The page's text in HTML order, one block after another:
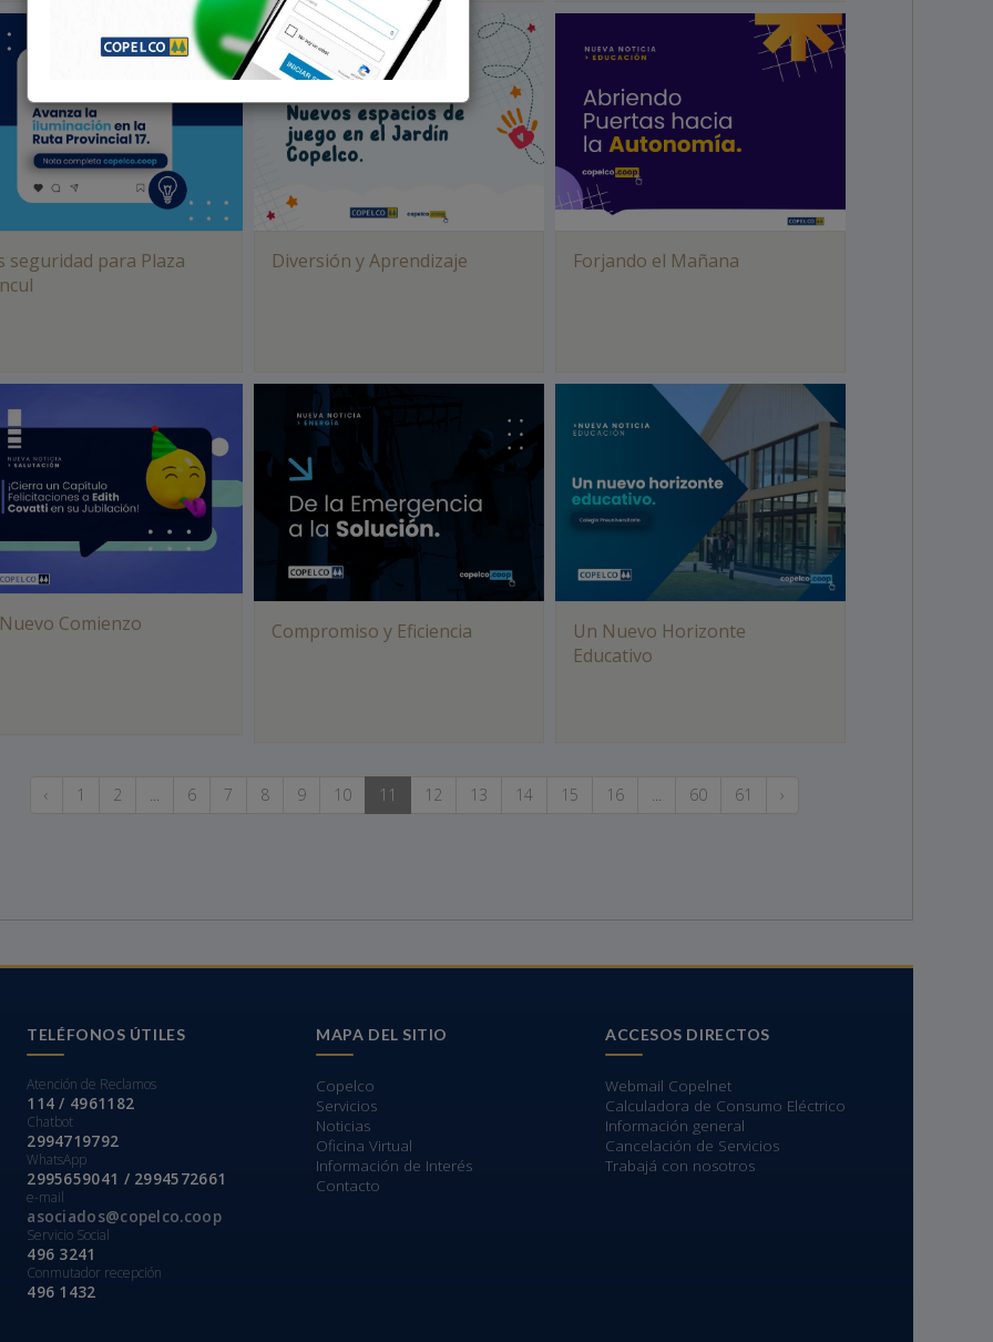
seguridad para Plaza
Diversión y Aprendizaje Forjando el Mañana
Comienzo Compromiso y Eficiencia
Un Nuevo Horizonte
Educativo
‹ 1 2 ... 6 7 8 9 10 11 12 13 14 15 16 ... 60 61 ›
TELÉFONOS ÚTILES
Atención de Reclamos
114 / 4961182
Chatbot
2994719792
WhatsApp
2995659041 / 2994572661
e-mail
asociados@copelco.coop
Servicio Social
496 3241
Conmutador recepción
496 1432
MAPA DEL SITIO
Copelco
Servicios
Noticias
Oficina Virtual
Información de Interés
Contacto
ACCESOS DIRECTOS
Webmail Copelnet
Calculadora de Consumo Eléctrico
Información general
Cancelación de Servicios
Trabajá con nosotros